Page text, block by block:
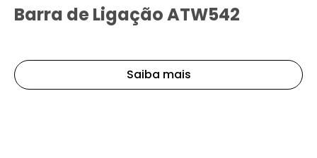
Barra de Ligação ATW542
Saiba mais